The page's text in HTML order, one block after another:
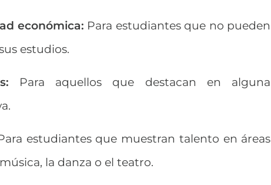
económica: Para estudiantes que no pueden
estudios.
: Para aquellos que destacan en alguna
estudiantes que muestran talento en áreas
la danza o el teatro.